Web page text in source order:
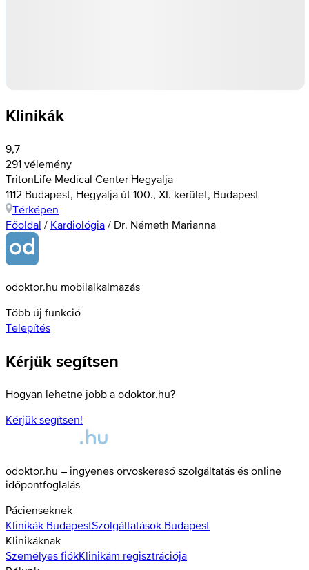
Klinikák
9,7
291 vélemény
TritonLife Medical Center Hegyalja
1112 Budapest, Hegyalja út 100., XI. kerület, Budapest
Térképen
Főoldal / Kardiológia / Dr. Németh Marianna
odoktor.hu mobilalkalmazás
Több új funkció
Telepítés
Kérjük segítsen
Hogyan lehetne jobb a odoktor.hu?
Kérjük segítsen!
odoktor.hu – ingyenes orvoskereső szolgáltatás és online
időpontfoglalás
Pácienseknek
Klinikák BudapestSzolgáltatások Budapest
Klinikáknak
Személyes fiókKlinikám regisztrációja